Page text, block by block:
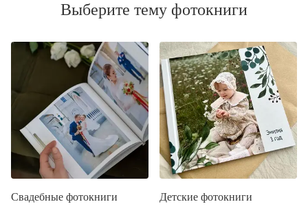
Выберите тему фотокниги
Свадебные фотокниги Детские фотокниги